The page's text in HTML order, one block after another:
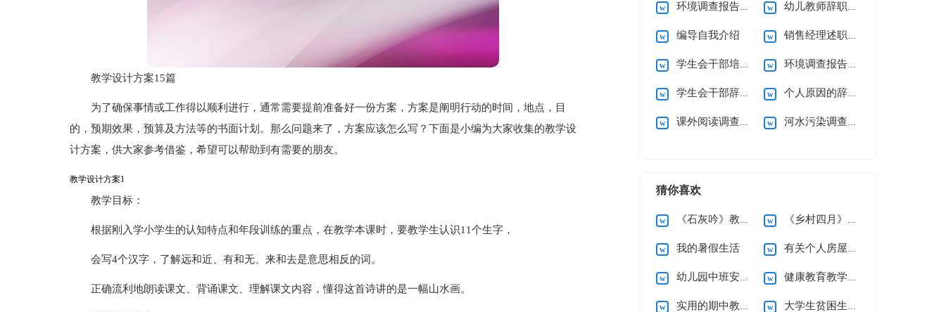
教学设计方案15篇
为了确保事情或工作得以顺利进行，通常需要提前准备好一份方案，方案是阐明行动的时间，地点，目
的，预期效果，预算及方法等的书面计划。那么问题来了，方案应该怎么写？下面是小编为大家收集的教学设
计方案，供大家参考借鉴，希望可以帮助到有需要的朋友。
教学设计方案1
教学目标：
根据刚入学小学生的认知特点和年段训练的重点，在教学本课时，要教学生认识11个生字，
会写4个汉字，了解远和近、有和无、来和去是意思相反的词。
正确流利地朗读课文、背诵课文、理解课文内容，懂得这首诗讲的是一幅山水画。
环境调查报告(集合15篇) 幼儿教师辞职信15篇
编导自我介绍 销售经理述职报告
学生会干部培训心得体会 环境调查报告(通用15篇)
学生会干部辞职申请书 个人原因的辞职信
课外阅读调查报告15篇 河水污染调查报告
猜你喜欢
《石灰吟》教案5篇 《乡村四月》说课稿
我的暑假生活 有关个人房屋租赁合同范文10篇
幼儿园中班安全工作计划 健康教育教学计划
实用的期中教学总结3篇 大学生贫困生助学金申请书